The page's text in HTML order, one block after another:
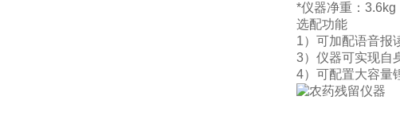
*仪器净重：3.6kg
选配功能
1）可加配语音报
3）仪器可实现自
4）可配置大容量